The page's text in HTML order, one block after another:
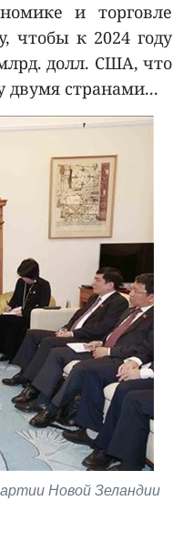
и торговле
чтобы к 2024 году
долл. США, что
двумя странами...
Новой Зеландии